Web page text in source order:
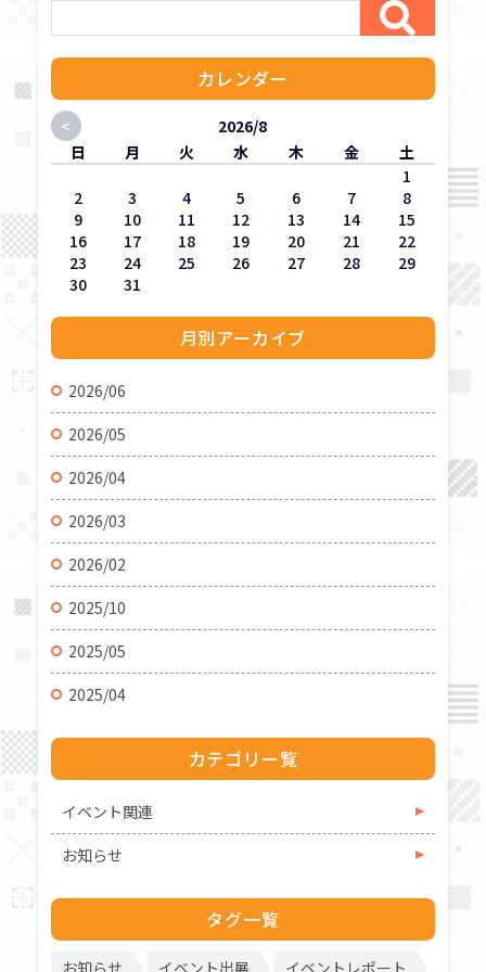
カレンダー
<
2026/8
日
月 火 水 木 金
土
1
2
3 4 5 6 7
8
9
10 11 12 13 14
15
16
17 18 19 20 21
22
23
24 25 26 27 28
29
30
31
月別アーカイブ
2026/06
2026/05
2026/04
2026/03
2026/02
2025/10
2025/05
2025/04
カテゴリー覧
イベント関連
お知らせ
タグ一覧
お知らせ イベント出展 イベントレポート